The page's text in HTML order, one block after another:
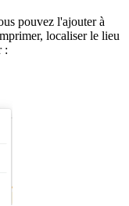
pouvez l'ajouter à
localiser le lieu
: